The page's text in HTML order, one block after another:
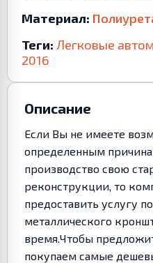
Материал:
Теги: Легковые
2016
Описание
Если Вы не имеете
определенным
производство свою
реконструкции, то
предоставить услугу
металлического
время.Чтобы
покупаем самые